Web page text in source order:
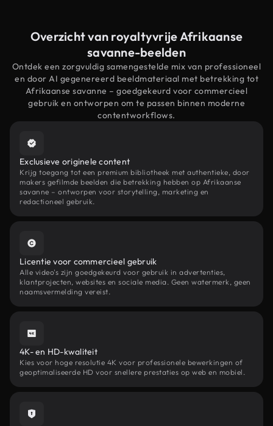
Overzicht van royaltyvrije Afrikaanse
savanne-beelden
Ontdek een zorgvuldig samengestelde mix van professioneel
en door AI gegenereerd beeldmateriaal met betrekking tot
Afrikaanse savanne – goedgekeurd voor commercieel
gebruik en ontworpen om te passen binnen moderne
contentworkflows.
Exclusieve originele content
Krijg toegang tot een premium bibliotheek met authentieke, door
makers gefilmde beelden die betrekking hebben op Afrikaanse
savanne – ontworpen voor storytelling, marketing en
redactioneel gebruik.
Licentie voor commercieel gebruik
Alle video's zijn goedgekeurd voor gebruik in advertenties,
klantprojecten, websites en sociale media. Geen watermerk, geen
naamsvermelding vereist.
4K- en HD-kwaliteit
Kies voor hoge resolutie 4K voor professionele bewerkingen of
geoptimaliseerde HD voor snellere prestaties op web en mobiel.